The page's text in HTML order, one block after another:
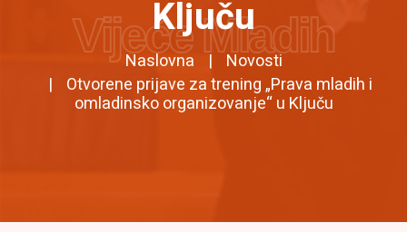
Ključu
Naslovna
Novosti
Otvorene prijave za trening „Prava mladih i
omladinsko organizovanje“ u Ključu
Vijeće Mladih